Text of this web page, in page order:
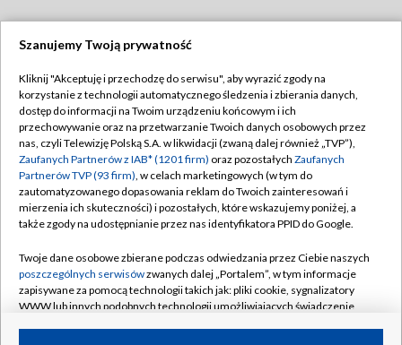
TVP
Abonament TVP
Emisja w TVP
Centrum informacji TVP
Naziemna Telewizja Cyfrowa
Rada Programowa
System NOS
Informacje o nadawcy
Regulamin TVP
Polityka prywatności
Moje zgody
Pomoc
Kontakt
Kanały
Szanujemy Twoją prywatność
Kliknij "Akceptuję i przechodzę do serwisu", aby wyrazić zgody na
korzystanie z technologii automatycznego śledzenia i zbierania danych,
dostęp do informacji na Twoim urządzeniu końcowym i ich
przechowywanie oraz na przetwarzanie Twoich danych osobowych przez
nas, czyli Telewizję Polską S.A. w likwidacji (zwaną dalej również „TVP”),
Zaufanych Partnerów z IAB* (1201 firm) oraz pozostałych Zaufanych
Partnerów TVP (93 firm), w celach marketingowych (w tym do
zautomatyzowanego dopasowania reklam do Twoich zainteresowań i
mierzenia ich skuteczności) i pozostałych, które wskazujemy poniżej, a
także zgody na udostępnianie przez nas identyfikatora PPID do Google.
Twoje dane osobowe zbierane podczas odwiedzania przez Ciebie naszych
poszczególnych serwisówzwanych dalej „Portalem”, w tym informacje
zapisywane za pomocą technologii takich jak: pliki cookie, sygnalizatory
WWW lub innych podobnych technologii umożliwiających świadczenie